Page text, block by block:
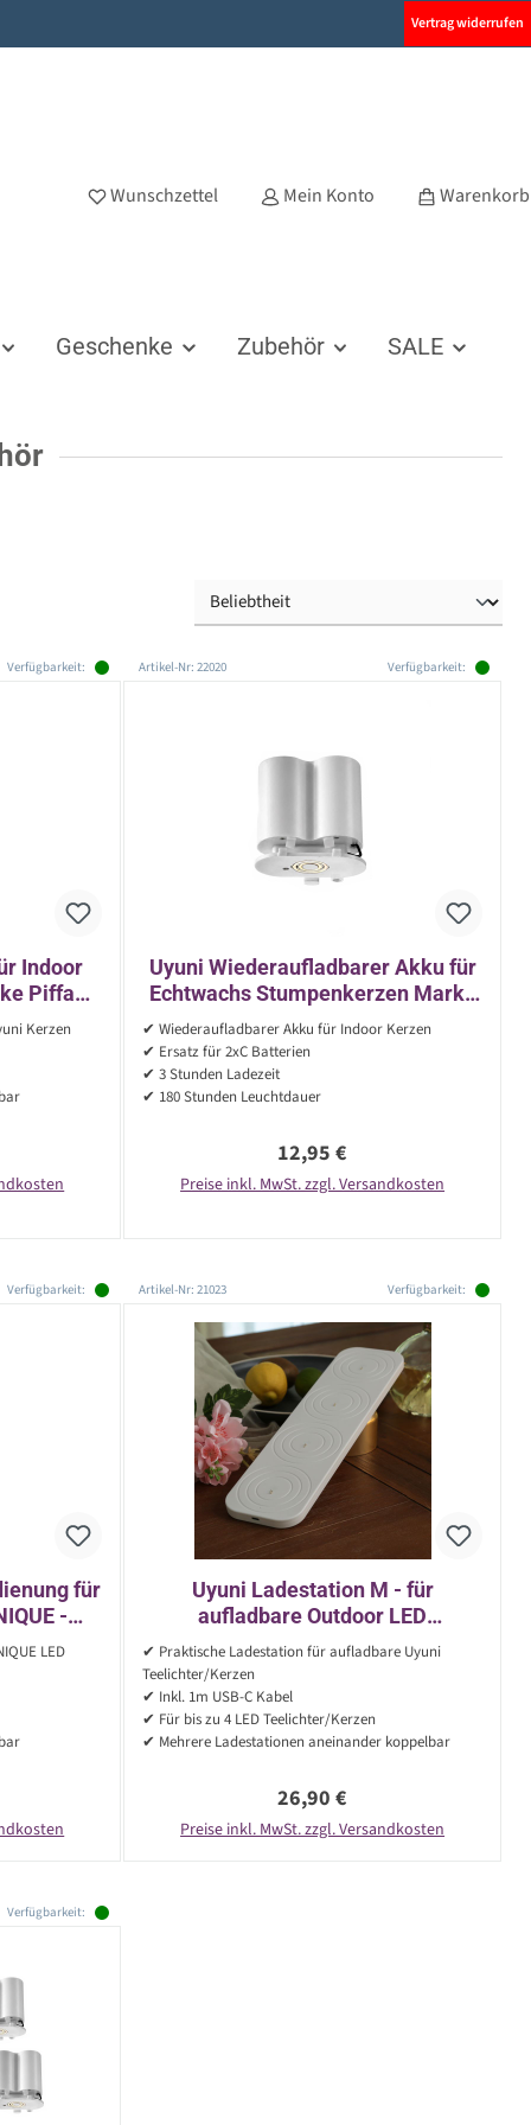
Vertrag widerrufen
Wunschzettel Mein Konto Warenkorb
Geschenke Zubehör SALE
Verfügbarkeit:
Indoor
Piffany
Kerzen
Artikel-Nr: 22020 Verfügbarkeit:
Uyuni Wiederaufladbarer Akku für
Echtwachs Stumpenkerzen Marke
Piffany - Ersatz für C Batterien
✔ Wiederaufladbarer Akku für Indoor Kerzen
✔ Ersatz für 2xC Batterien
✔ 3 Stunden Ladezeit
✔ 180 Stunden Leuchtdauer
Regulärer Preis:
12,95 €
Preise inkl. MwSt. zzgl. Versandkosten
Verfügbarkeit:
für
-
LED
Artikel-Nr: 21023 Verfügbarkeit:
Uyuni Ladestation M - für
aufladbare Outdoor LED
Teelichter/LED Kerzen - inkl. USB-
✔ Praktische Ladestation für aufladbare Uyuni
Teelichter/Kerzen
✔ Inkl. 1m USB-C Kabel
✔ Für bis zu 4 LED Teelichter/Kerzen
✔ Mehrere Ladestationen aneinander koppelbar
Regulärer Preis:
26,90 €
Preise inkl. MwSt. zzgl. Versandkosten
Verfügbarkeit: